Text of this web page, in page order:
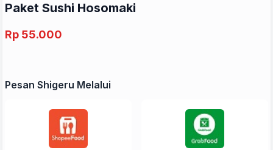
Paket Sushi Hosomaki
Rp 55.000
Pesan Shigeru Melalui